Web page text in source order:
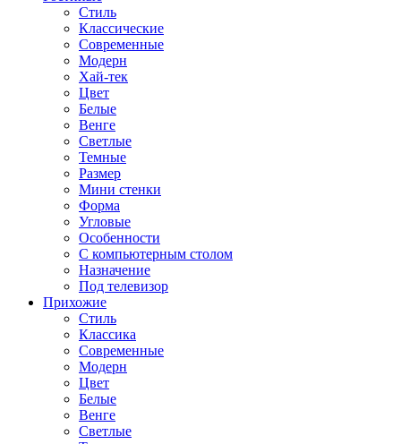
Стиль
Классические
Современные
Модерн
Хай-тек
Цвет
Белые
Венге
Светлые
Темные
Размер
Мини стенки
Форма
Угловые
Особенности
С компьютерным столом
Назначение
Под телевизор
Прихожие
Стиль
Классика
Современные
Модерн
Цвет
Белые
Венге
Светлые